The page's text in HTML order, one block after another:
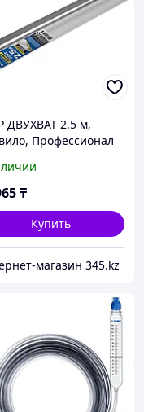
ДВУХВАТ 2.5 м,
Профессионал
₸
Купить
магазин 345.kz